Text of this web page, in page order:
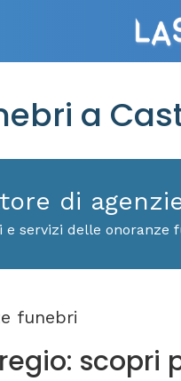
a
di
servizi delle onoranze
funebri
scopri